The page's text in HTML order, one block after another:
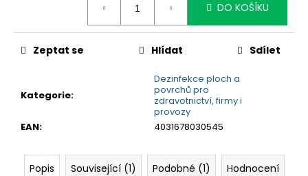
DO KOŠÍKU
Kategorie:
Dezinfekce ploch a
povrchů pro
zdravotnictví, firmy i
provozy
EAN: 4031678030545
Zeptat se Hlídat Sdílet
Popis Související (1) Podobné (1)
Hodnocení
m
e